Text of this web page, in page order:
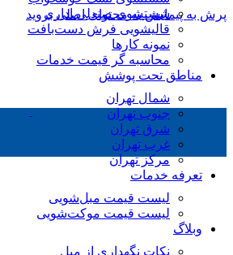
پرش به پیمایشبه محتوای اصلی بروید
شستشوی صندلی اداری
قالیشویی فرش دست‌بافت
نمونه کارها
محاسبه گر قیمت خدمات
مناطق تحت پوشش
شمال تهران
جنوب تهران
شرق تهران
غرب تهران
مرکز تهران
تعرفه خدمات
لیست قیمت مبل‌شویی
لیست قیمت موکت‌شویی
وبلاگ
نکات نگهداری از مبل